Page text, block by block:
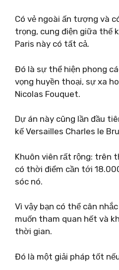
Có vẻ ngoài ấn tượng và
trọng, cung điện giữa thế
Paris này có tất cả.
Đó là sự thể hiện phong
vọng huyền thoại, sự xa
Nicolas Fouquet.
Dự án này cũng lần đầu
kế Versailles Charles le
Khuôn viên rất rộng: trên
có thời điểm cần tới
sóc nó.
Vì vậy bạn có thể cân
muốn tham quan hết và
thời gian.
Đó là một giải pháp tốt